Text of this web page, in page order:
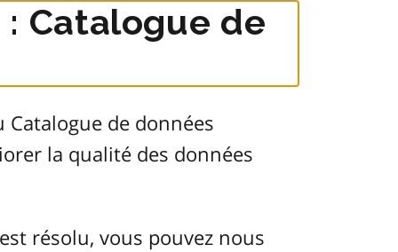
Catalogue de
de données
la qualité des données
résolu, vous pouvez nous